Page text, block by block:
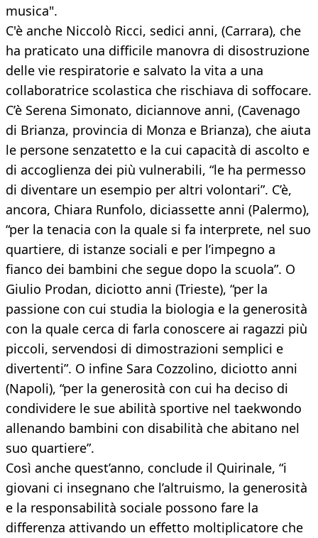
musica".
C'è anche Niccolò Ricci, sedici anni, (Carrara), che
ha praticato una difficile manovra di disostruzione
delle vie respiratorie e salvato la vita a una
collaboratrice scolastica che rischiava di soffocare.
C’è Serena Simonato, diciannove anni, (Cavenago
di Brianza, provincia di Monza e Brianza), che aiuta
le persone senzatetto e la cui capacità di ascolto e
di accoglienza dei più vulnerabili, “le ha permesso
di diventare un esempio per altri volontari”. C’è,
ancora, Chiara Runfolo, diciassette anni (Palermo),
“per la tenacia con la quale si fa interprete, nel suo
quartiere, di istanze sociali e per l’impegno a
fianco dei bambini che segue dopo la scuola”. O
Giulio Prodan, diciotto anni (Trieste), “per la
passione con cui studia la biologia e la generosità
con la quale cerca di farla conoscere ai ragazzi più
piccoli, servendosi di dimostrazioni semplici e
divertenti”. O infine Sara Cozzolino, diciotto anni
(Napoli), “per la generosità con cui ha deciso di
condividere le sue abilità sportive nel taekwondo
allenando bambini con disabilità che abitano nel
suo quartiere”.
Così anche quest’anno, conclude il Quirinale, “i
giovani ci insegnano che l’altruismo, la generosità
e la responsabilità sociale possono fare la
differenza attivando un effetto moltiplicatore che